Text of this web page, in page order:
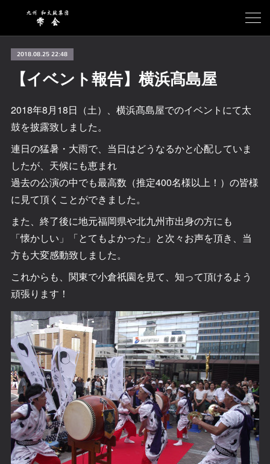
2018.08.25 22:48
【イベント報告】横浜髙島屋
2018年8月18日（土）、横浜髙島屋でのイベントにて太
鼓を披露致しました。
連日の猛暑・大雨で、当日はどうなるかと心配していま
したが、天候にも恵まれ
過去の公演の中でも最高数（推定400名様以上！）の皆様
に見て頂くことができました。
また、終了後に地元福岡県や北九州市出身の方にも
「懐かしい」「とてもよかった」と次々お声を頂き、当
方も大変感動致しました。
これからも、関東で小倉祇園を見て、知って頂けるよう
頑張ります！